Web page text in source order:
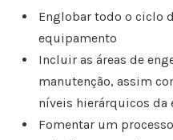
Englobar todo o ciclo
equipamento
Incluir as áreas de
manutenção, assim
níveis hierárquicos da
Fomentar um